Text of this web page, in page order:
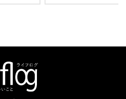
ーデ
パ
フ)